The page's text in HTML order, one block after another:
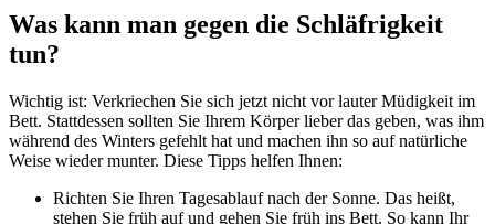
Was kann man gegen die Schläfrigkeit
tun?
Wichtig ist: Verkriechen Sie sich jetzt nicht vor lauter Müdigkeit im
Bett. Stattdessen sollten Sie Ihrem Körper lieber das geben, was ihm
während des Winters gefehlt hat und machen ihn so auf natürliche
Weise wieder munter. Diese Tipps helfen Ihnen:
Richten Sie Ihren Tagesablauf nach der Sonne. Das heißt,
stehen Sie früh auf und gehen Sie früh ins Bett. So kann Ihr